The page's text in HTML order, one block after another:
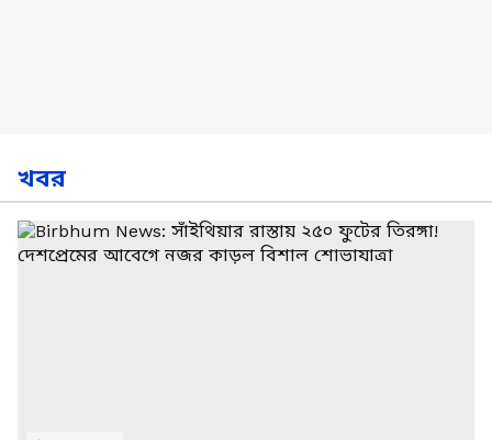
খবর